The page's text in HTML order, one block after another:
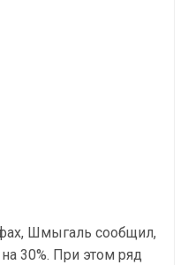
Шмыгаль сообщил,
30%. При этом ряд